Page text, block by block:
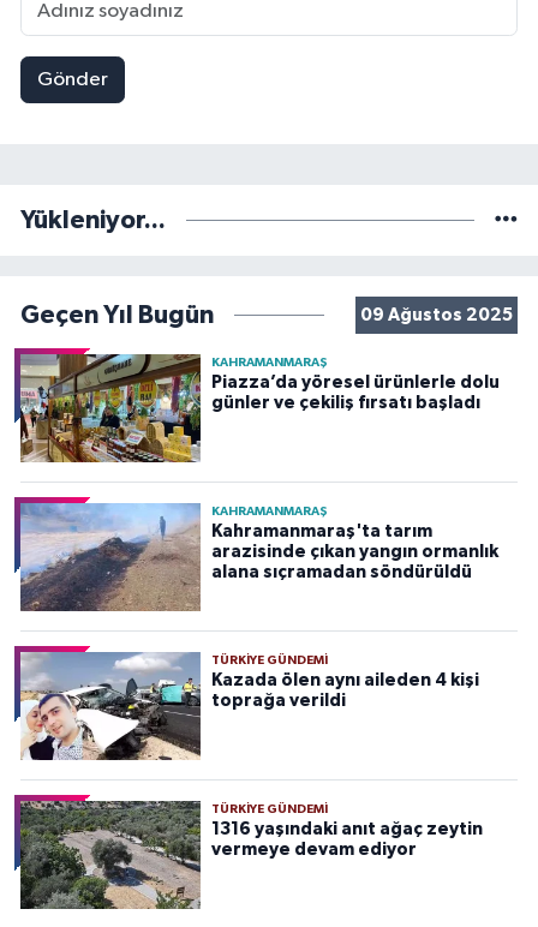
Gönder
Yükleniyor...
Geçen Yıl Bugün 09 Ağustos 2025
KAHRAMANMARAŞ
Piazza’da yöresel ürünlerle dolu
günler ve çekiliş fırsatı başladı
KAHRAMANMARAŞ
Kahramanmaraş'ta tarım
arazisinde çıkan yangın ormanlık
alana sıçramadan söndürüldü
TÜRKIYE GÜNDEMI
Kazada ölen aynı aileden 4 kişi
toprağa verildi
TÜRKIYE GÜNDEMI
1316 yaşındaki anıt ağaç zeytin
vermeye devam ediyor